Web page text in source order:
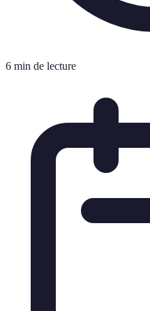
6 min de lecture